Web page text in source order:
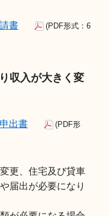
書
(PDF形式：6
収入が大きく変
出書
(PDF形
更、住宅及び貸車
届出が必要になり